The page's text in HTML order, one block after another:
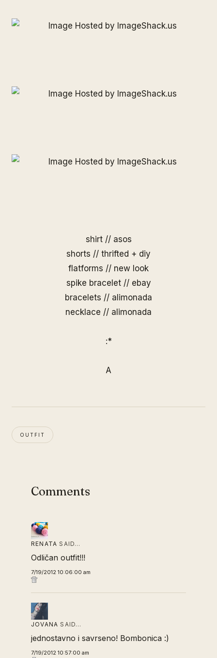
shirt // asos
shorts // thrifted + diy
flatforms // new look
spike bracelet // ebay
bracelets // alimonada
necklace // alimonada
:*
A
OUTFIT
Comments
RENATA SAID…
Odličan outfit!!!
7/19/2012 10:06:00 am
JOVANA SAID…
jednostavno i savrseno! Bombonica :)
7/19/2012 10:57:00 am